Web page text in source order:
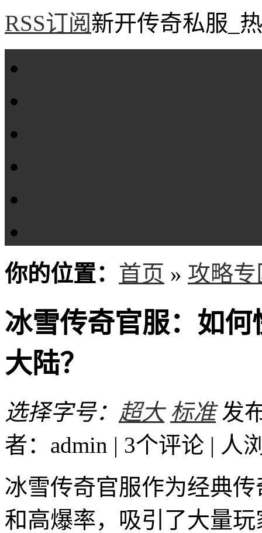
RSS订阅新开传奇私服_
你的位置： 首页 » 攻略专
冰雪传奇官服：如
大陆？
选择字号： 超大 标准 发
者：admin | 3个评论 | 人
冰雪传奇官服作为经典
和高爆率，吸引了大量